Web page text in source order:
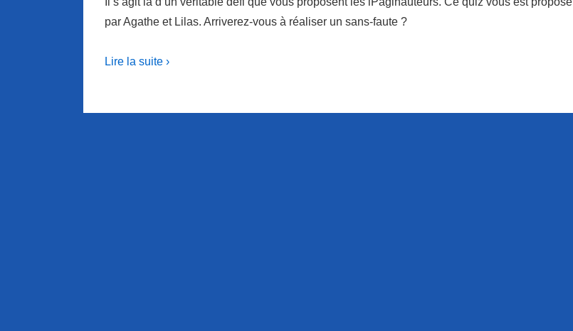
par Agathe et Lilas. Arriverez-vous à réaliser un sans-faute ?
Lire la suite ›